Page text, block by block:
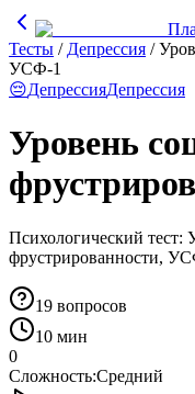
Тесты / Депрессия /
УСФ-1
😔ДепрессияДепрессия
Уровень
Психологический тест:
фрустрированности,
19 вопросов
10 мин
0
Сложность:Средний